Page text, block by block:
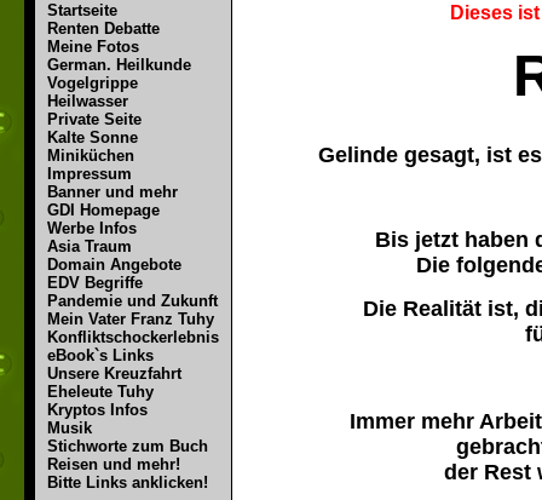
Startseite
Renten Debatte
Meine Fotos
German. Heilkunde
Vogelgrippe
Heilwasser
Private Seite
Kalte Sonne
Miniküchen
Impressum
Banner und mehr
GDI Homepage
Werbe Infos
Asia Traum
Domain Angebote
EDV Begriffe
Pandemie und Zukunft
Mein Vater Franz Tuhy
Konfliktschockerlebnis
eBook`s Links
Unsere Kreuzfahrt
Eheleute Tuhy
Kryptos Infos
Musik
Stichworte zum Buch
Reisen und mehr!
Bitte Links anklicken!
Dieses
Gelinde gesagt, ist
Bis jetzt haben
Die
Die Realität ist,
Immer mehr
der Rest